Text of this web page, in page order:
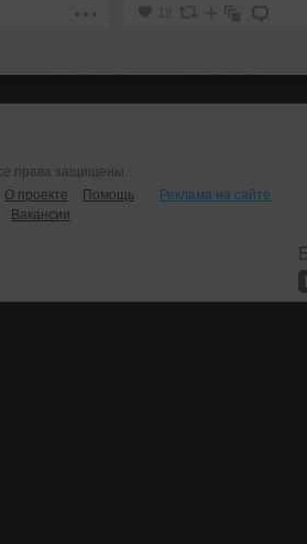
права защищены.
О проекте Помощь
Реклама на сайте
Вакансии